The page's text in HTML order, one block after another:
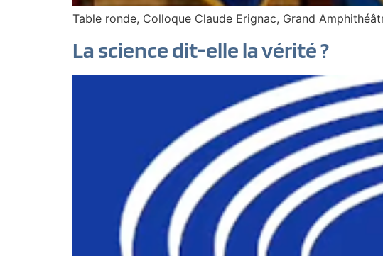
Table ronde, Colloque Claude Erignac, Grand
La science dit-elle la vérité ?